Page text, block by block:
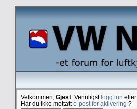
Velkommen, Gjest . Vennligstlogg inn eller
Har du ikke mottatte-post for aktivering ?